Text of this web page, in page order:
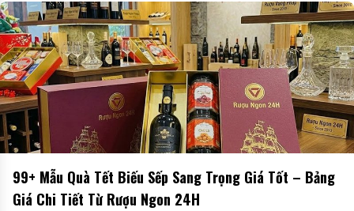
99+ Mẫu Quà Tết Biếu Sếp Sang Trọng Giá Tốt – Bảng
Giá Chi Tiết Từ Rượu Ngon 24H